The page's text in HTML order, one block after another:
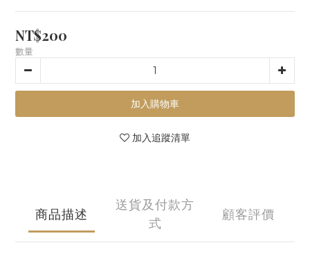
NT$200
數量
加入購物車
加入追蹤清單
商品描述
送貨及付款方
式
顧客評價